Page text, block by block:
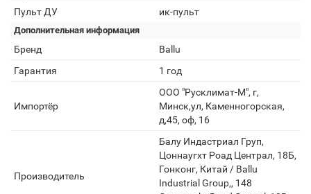
Пульт ДУ ик-пульт
Дополнительная информация
Бренд
Ballu
Гарантия
1 год
Импортёр
ООО "Русклимат-М", г,
Минск,ул, Каменногорская,
д,45, оф, 16
Производитель
Балу Индастриал Груп,
Цоннаугхт Роад Централ, 18Б,
Гонконг, Китай / Ballu
Industrial Group,, 148